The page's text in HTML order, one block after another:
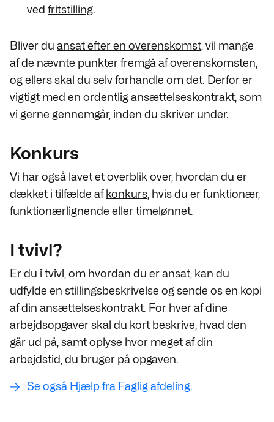
ved fritstilling.
Bliver du ansat efter en overenskomst , vil mange
af de nævnte punkter fremgå af overenskomsten,
og ellers skal du selv forhandle om det. Derfor er
vigtigt med en ordentligansættelseskontrakt , som
vi gerne gennemgår, inden du skriver under.
Konkurs
Vi har også lavet et overblik over, hvordan du er
dækket i tilfælde afkonkurs , hvis du er funktionær,
funktionærlignende eller timelønnet.
I tvivl?
Er du i tvivl, om hvordan du er ansat, kan du
udfylde en stillingsbeskrivelse og sende os en kopi
af din ansættelseskontrakt. For hver af dine
arbejdsopgaver skal du kort beskrive, hvad den
går ud på, samt oplyse hvor meget af din
arbejdstid, du bruger på opgaven.
Se også Hjælp fra Faglig afdeling.